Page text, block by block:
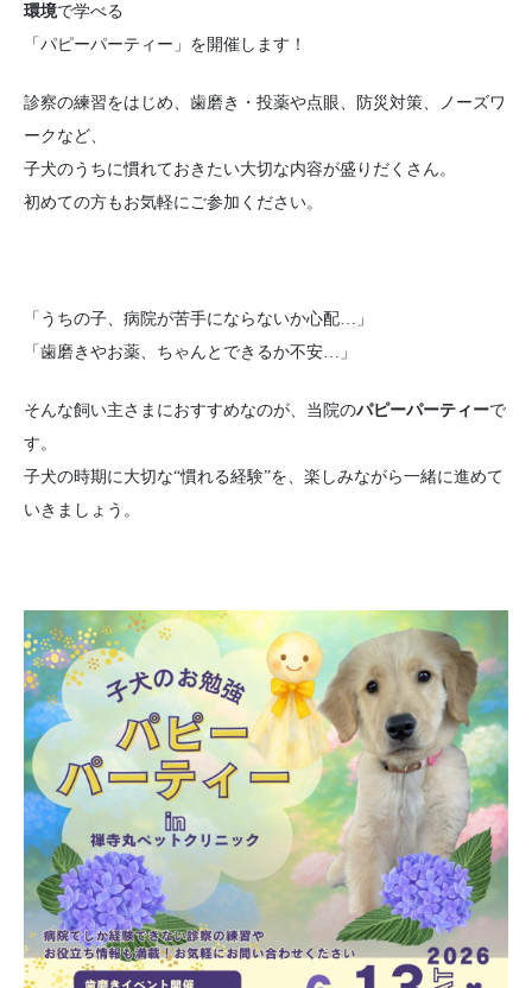
環境で学べる
「パピーパーティー」を開催します！
診察の練習をはじめ、歯磨き・投薬や点眼、防災対策、ノーズワ
ークなど、
子犬のうちに慣れておきたい大切な内容が盛りだくさん。
初めての方もお気軽にご参加ください。
「うちの子、病院が苦手にならないか心配…」
「歯磨きやお薬、ちゃんとできるか不安…」
そんな飼い主さまにおすすめなのが、当院のパピーパーティーで
す。
子犬の時期に大切な“慣れる経験”を、楽しみながら一緒に進めて
いきましょう。